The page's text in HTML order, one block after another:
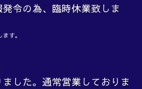
令の為、臨時休業致しま
す。
した。通常営業しておりま